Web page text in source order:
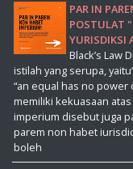
PAR IN
POSTULAT
YURISDIKSI
Black’s Law
istilah yang serupa,
“an equal has no power
memiliki kekuasaan
imperium disebut juga
parem non habet
boleh